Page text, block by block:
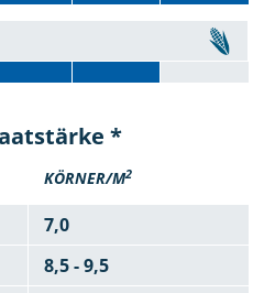
*
KÖRNER/M2
7,0
8,5 - 9,5